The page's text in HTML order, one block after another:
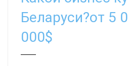
Беларуси?от 5
000$